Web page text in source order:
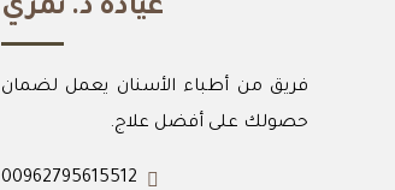
عيادة د. نمري
فريق من أطباء الأسنان يعمل لضمان
حصولك على أفضل علاج.
00962795615512